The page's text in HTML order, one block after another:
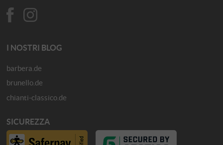
I NOSTRI BLOG
barbera.de
brunello.de
chianti-classico.de
SICUREZZA